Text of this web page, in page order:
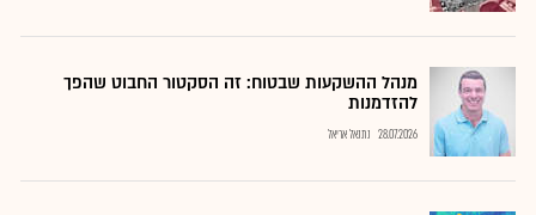
מנהל ההשקעות שבטוח: זה הסקטור החבוט שהפך
להזדמנות
28.07.2026 נתנאל אריאל